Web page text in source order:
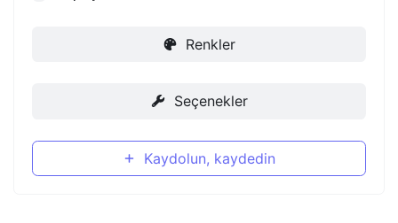
Renkler
Seçenekler
Kaydolun, kaydedin